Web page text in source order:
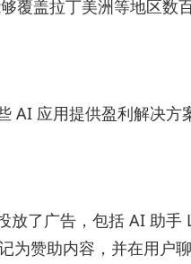
覆盖拉丁美洲等地区
AI 应用提供盈利解决
放了广告，包括 AI 助
为赞助内容，并在用户